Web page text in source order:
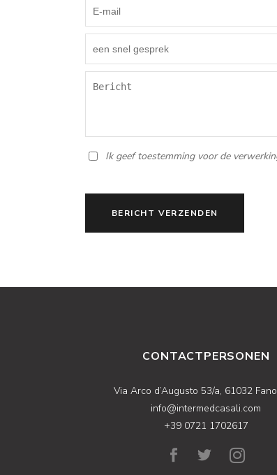
Ik geef toestemming voor de
BERICHT VERZENDEN
CONTACTPERSONEN
Via Arco d’Augusto 53/a, 61032
info@intermedcasali.com
+39 0721 1702617